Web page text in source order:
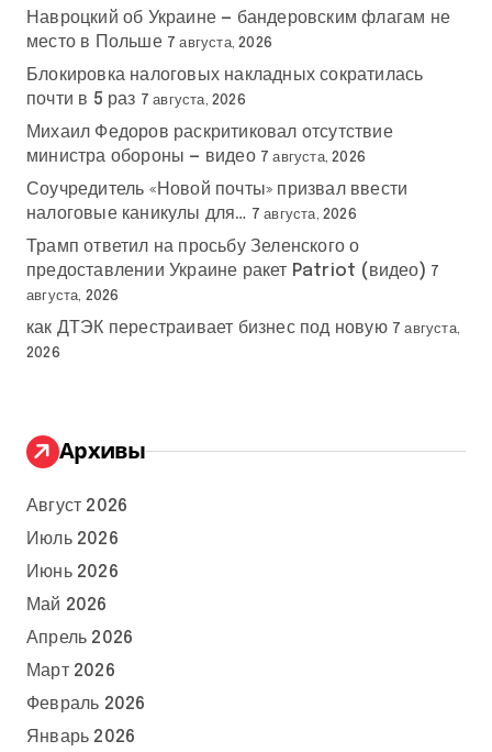
Навроцкий об Украине — бандеровским флагам не
место в Польше 7 августа, 2026
Блокировка налоговых накладных сократилась
почти в 5 раз 7 августа, 2026
Михаил Федоров раскритиковал отсутствие
министра обороны — видео 7 августа, 2026
Соучредитель «Новой почты» призвал ввести
налоговые каникулы для… 7 августа, 2026
Трамп ответил на просьбу Зеленского о
предоставлении Украине ракет Patriot (видео) 7
августа, 2026
как ДТЭК перестраивает бизнес под новую 7 августа,
2026
Архивы
Август 2026
Июль 2026
Июнь 2026
Май 2026
Апрель 2026
Март 2026
Февраль 2026
Январь 2026